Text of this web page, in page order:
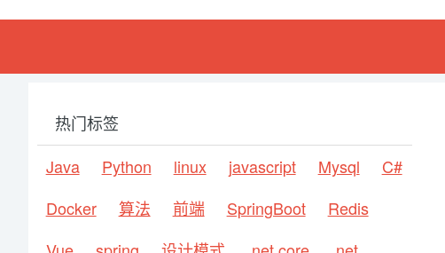
热门标签
Java
Python linux javascript Mysql
C#
Docker
算法 前端 SpringBoot
Redis